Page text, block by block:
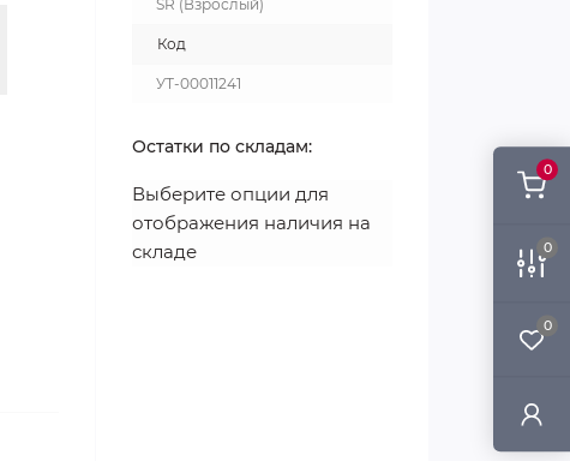
0
0
0
SR (Взрослый)
Код
УТ-00011241
Остатки по складам:
Выберите опции для
отображения наличия на
складе